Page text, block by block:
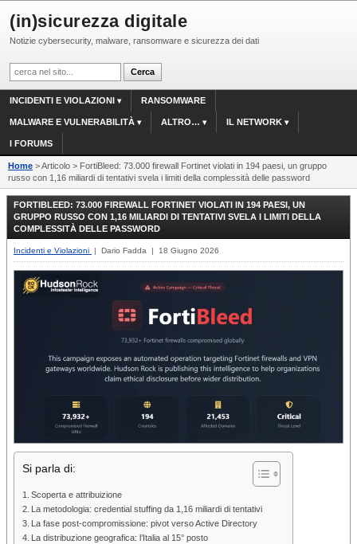
(in)sicurezza digitale
Notizie cybersecurity, malware, ransomware e sicurezza dei dati
INCIDENTI E VIOLAZIONI RANSOMWARE
MALWARE E VULNERABILITÀ ALTRO… IL NETWORK
I FORUMS
Home > Articolo > FortiBleed: 73.000 firewall Fortinet violati in 194 paesi, un gruppo
russo con 1,16 miliardi di tentativi svela i limiti della complessità delle password
FORTIBLEED: 73.000 FIREWALL FORTINET VIOLATI IN 194 PAESI, UN
GRUPPO RUSSO CON 1,16 MILIARDI DI TENTATIVI SVELA I LIMITI DELLA
COMPLESSITÀ DELLE PASSWORD
Incidenti e Violazioni | Dario Fadda | 18 Giugno 2026
Si parla di:
Scoperta e attribuizione
La metodologia: credential stuffing da 1,16 miliardi di tentativi
La fase post-compromissione: pivot verso Active Directory
La distribuzione geografica: l’Italia al 15° posto